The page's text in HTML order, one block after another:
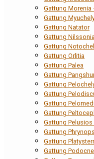
Gattung Morenia
Gattung
Gattung Natator
Gattung
Gattung
Gattung Orlitia
Gattung Palea
Gattung
Gattung
Gattung
Gattung
Gattung
Gattung
Gattung
Gattung
Gattung